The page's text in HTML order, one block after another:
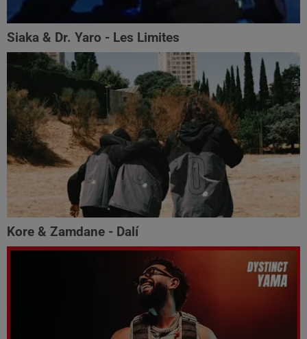
Siaka & Dr. Yaro - Les Limites
Kore & Zamdane - Dalí